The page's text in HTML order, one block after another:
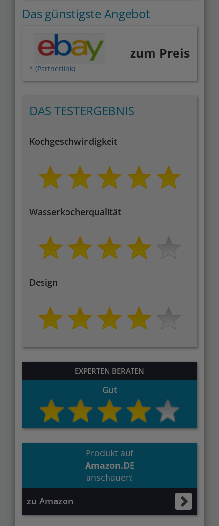
Das günstigste Angebot
* (Partnerlink)
zum Preis
DAS TESTERGEBNIS
Kochgeschwindigkeit
Wasserkocherqualität
Design
EXPERTEN BERATEN
Gut
Produkt auf
Amazon.DE
anschauen!
zu Amazon